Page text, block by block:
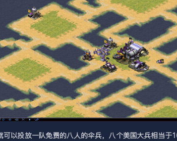
以投放一队免费的八人的伞兵，八个美国大兵相当